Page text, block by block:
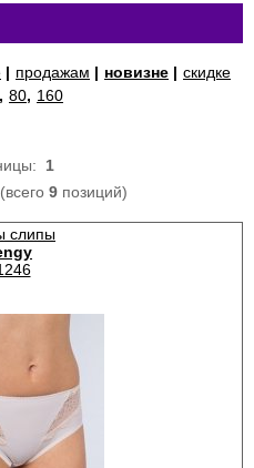
| продажам | новизне | скидке
, 80, 160
1
9позиций)
слипы